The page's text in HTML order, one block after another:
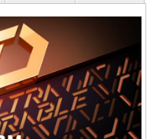
關